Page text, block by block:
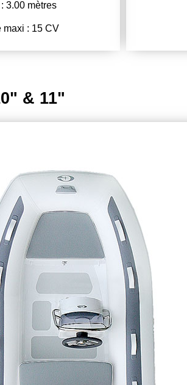
3.00 mètres
maxi : 15 CV
& 11"